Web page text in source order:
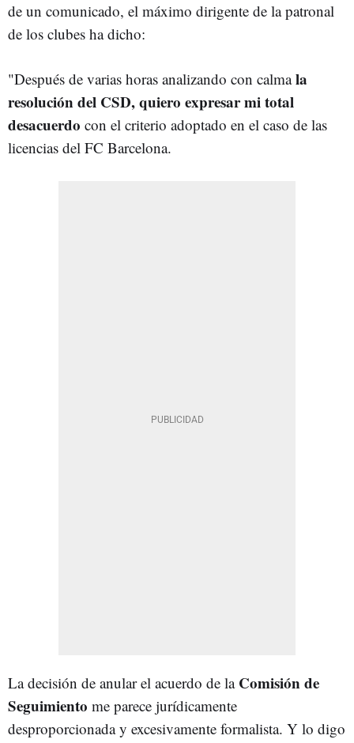
de un comunicado, el máximo dirigente de la patronal
de los clubes ha dicho:
"Después de varias horas analizando con calmala
resolución del CSD, quiero expresar mi total
desacuerdo con el criterio adoptado en el caso de las
licencias del FC Barcelona.
La decisión de anular el acuerdo de la Comisión de
Seguimiento me parece jurídicamente
desproporcionada y excesivamente formalista. Y lo digo